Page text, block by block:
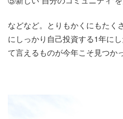
などなど。とりもかくにもたく
にしっかり自己投資する1年に
て言えるものが今年こそ見つか